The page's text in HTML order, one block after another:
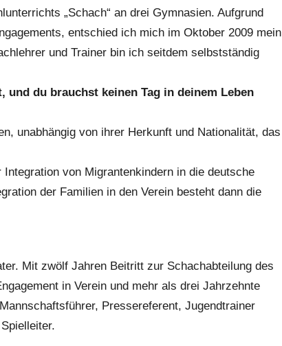
„Schach“ an drei Gymnasien. Aufgrund
entschied ich mich im Oktober 2009 mein
und Trainer bin ich seitdem selbstständig
du brauchst keinen Tag in deinem Leben
unabhängig von ihrer Herkunft und Nationalität, das
von Migrantenkindern in die deutsche
der Familien in den Verein besteht dann die
Mit zwölf Jahren Beitritt zur Schachabteilung des
in Verein und mehr als drei Jahrzehnte
Pressereferent, Jugendtrainer